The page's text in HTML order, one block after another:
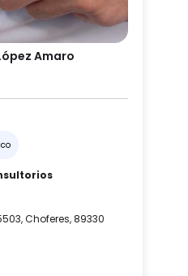
Amaro
Choferes, 89330